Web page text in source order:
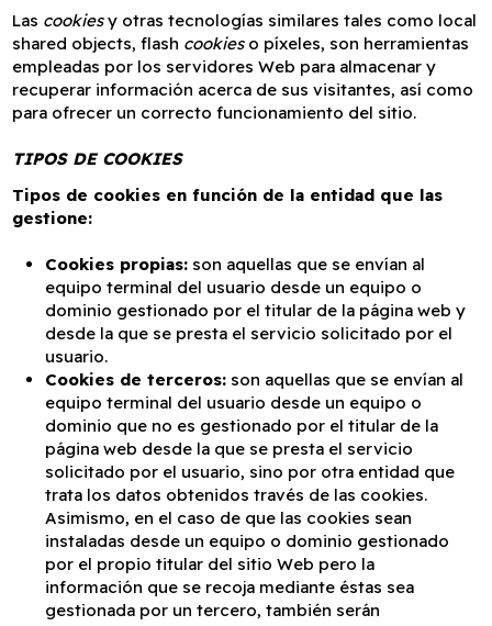
Las cookiesy otras tecnologías similares tales como local
shared objects, flash cookies o píxeles, son herramientas
empleadas por los servidores Web para almacenar y
recuperar información acerca de sus visitantes, así como
para ofrecer un correcto funcionamiento del sitio.
TIPOS DE COOKIES
Tipos de cookies en función de la entidad que las
gestione:
Cookies propias: son aquellas que se envían al
equipo terminal del usuario desde un equipo o
dominio gestionado por el titular de la página web y
desde la que se presta el servicio solicitado por el
usuario.
Cookies de terceros: son aquellas que se envían al
equipo terminal del usuario desde un equipo o
dominio que no es gestionado por el titular de la
página web desde la que se presta el servicio
solicitado por el usuario, sino por otra entidad que
trata los datos obtenidos través de las cookies.
Asimismo, en el caso de que las cookies sean
instaladas desde un equipo o dominio gestionado
por el propio titular del sitio Web pero la
información que se recoja mediante éstas sea
gestionada por un tercero, también serán